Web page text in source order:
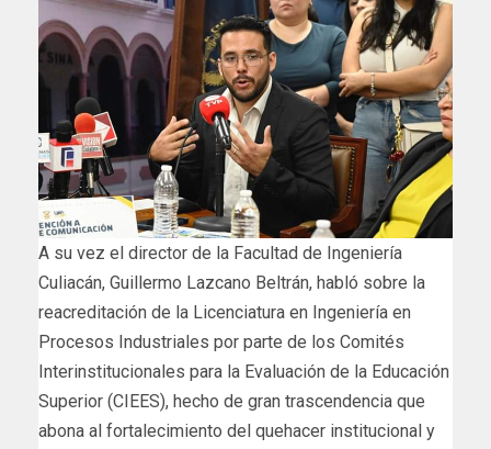
A su vez el director de la Facultad de Ingeniería
Culiacán, Guillermo Lazcano Beltrán, habló sobre la
reacreditación de la Licenciatura en Ingeniería en
Procesos Industriales por parte de los Comités
Interinstitucionales para la Evaluación de la Educación
Superior (CIEES), hecho de gran trascendencia que
abona al fortalecimiento del quehacer institucional y